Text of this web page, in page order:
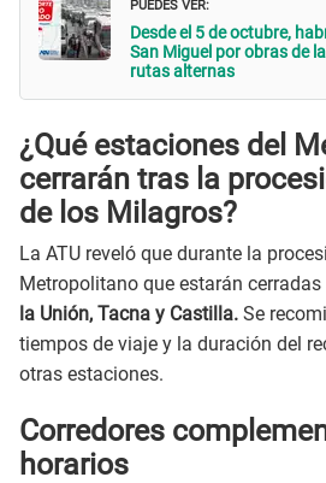
Desde el 5 de octubre,
San Miguel por obras de
rutas alternas
¿Qué estaciones del
cerrarán tras la
de los Milagros?
La ATU reveló que durante la
Metropolitano que estarán cerradas
la Unión, Tacna y Castilla. Se
tiempos de viaje y la duración del
otras estaciones.
Corredores
horarios